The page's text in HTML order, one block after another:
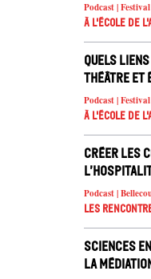
Podcast |
À l'école de
Quels
théâtre et
Podcast |
À l'école de
Créer les
Podcast |
Les
Sciences
la